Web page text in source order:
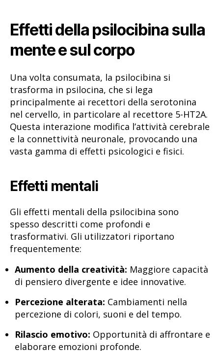
Effetti della psilocibina sulla
mente e sul corpo
Una volta consumata, la psilocibina si
trasforma in psilocina, che si lega
principalmente ai recettori della serotonina
nel cervello, in particolare al recettore 5-HT2A.
Questa interazione modifica l’attività cerebrale
e la connettività neuronale, provocando una
vasta gamma di effetti psicologici e fisici.
Effetti mentali
Gli effetti mentali della psilocibina sono
spesso descritti come profondi e
trasformativi. Gli utilizzatori riportano
frequentemente:
Aumento della creatività: Maggiore capacità
di pensiero divergente e idee innovative.
Percezione alterata: Cambiamenti nella
percezione di colori, suoni e del tempo.
Rilascio emotivo: Opportunità di affrontare e
elaborare emozioni profonde.